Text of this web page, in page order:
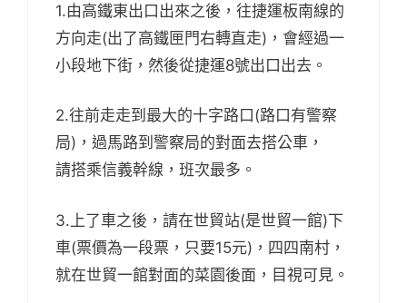
1.由高鐵東出口出來之後，往捷運板南線的
方向走(出了高鐵匣門右轉直走)，會經過一
小段地下街，然後從捷運8號出口出去。
2.往前走走到最大的十字路口(路口有警察
局)，過馬路到警察局的對面去搭公車，
請搭乘信義幹線，班次最多。
3.上了車之後，請在世貿站(是世貿一館)下
車(票價為一段票，只要15元)，四四南村，
就在世貿一館對面的菜園後面，目視可見。